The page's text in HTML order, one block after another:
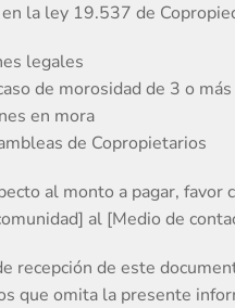
la ley 19.537 de
legales
de morosidad de 3 o
en mora
de Copropietarios
al monto a pagar, favor
al [Medio de
recepción de este
que omita la presente